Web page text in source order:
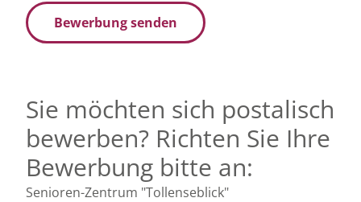
Bewerbung senden
Sie möchten sich postalisch
bewerben? Richten Sie Ihre
Bewerbung bitte an:
Senioren-Zentrum "Tollenseblick"